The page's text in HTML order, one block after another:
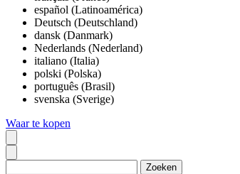
español (Latinoamérica)
Deutsch (Deutschland)
dansk (Danmark)
Nederlands (Nederland)
italiano (Italia)
polski (Polska)
português (Brasil)
svenska (Sverige)
Waar te kopen